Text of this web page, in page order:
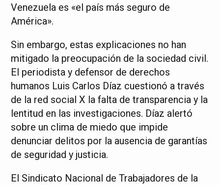
Venezuela es «el país más seguro de
América».
Sin embargo, estas explicaciones no han
mitigado la preocupación de la sociedad civil.
El periodista y defensor de derechos
humanos Luis Carlos Díaz cuestionó a través
de la red social X la falta de transparencia y la
lentitud en las investigaciones. Díaz alertó
sobre un clima de miedo que impide
denunciar delitos por la ausencia de garantías
de seguridad y justicia.
El Sindicato Nacional de Trabajadores de la